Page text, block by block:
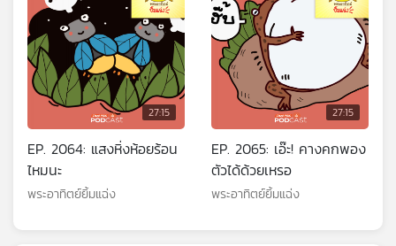
27:15
EP. 2064: แสงหิ่งห้อยร้อน
ไหมนะ
พระอาทิตย์ยิ้มแฉ่ง
27:15
EP. 2065: เอ๊ะ! คางคกพอง
ตัวได้ด้วยเหรอ
พระอาทิตย์ยิ้มแฉ่ง